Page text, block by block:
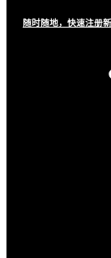
随时随地，快速注册